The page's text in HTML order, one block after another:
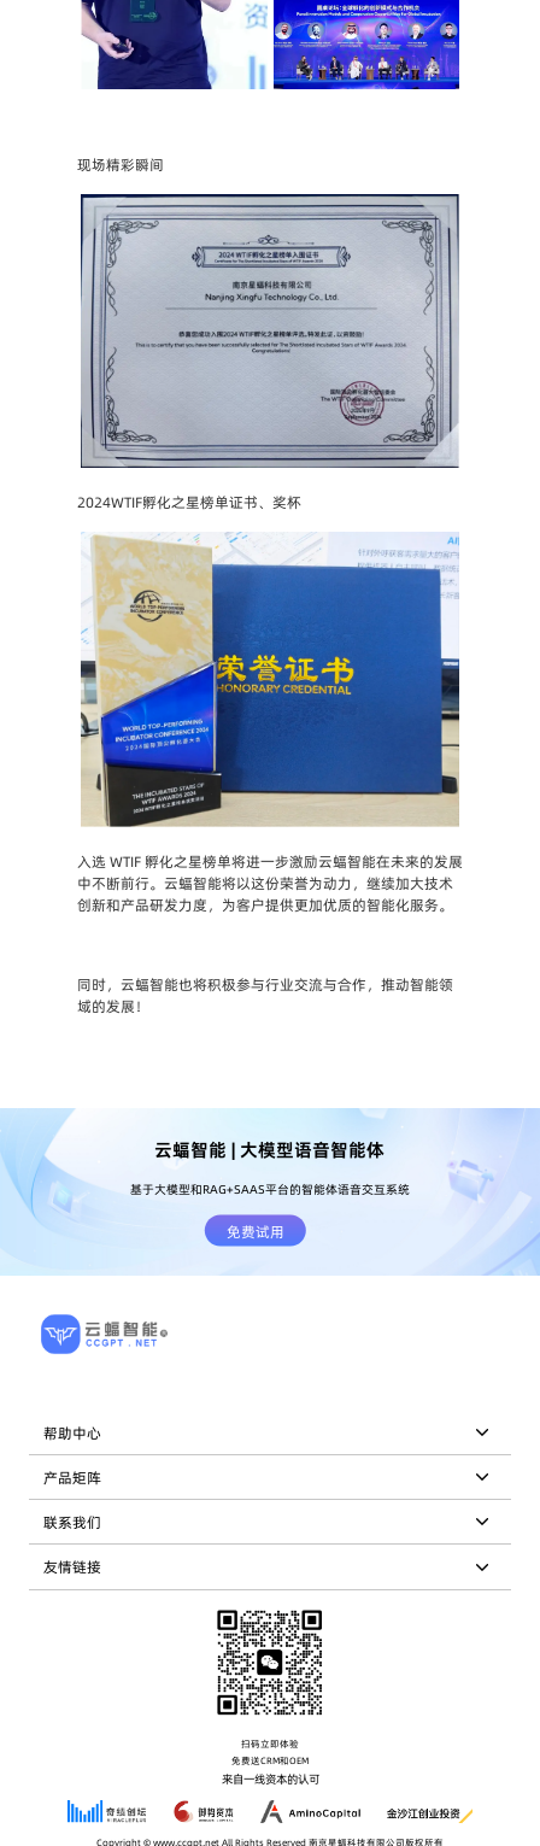
现场精彩瞬间
2024WTIF孵化之星榜单证书、奖杯
入选 WTIF 孵化之星榜单将进一步激励云蝠智能在未来的发展
中不断前行。云蝠智能将以这份荣誉为动力，继续加大技术
创新和产品研发力度，为客户提供更加优质的智能化服务。
同时，云蝠智能也将积极参与行业交流与合作，推动智能领
域的发展！
云蝠智能 | 大模型语音智能体
基于大模型和RAG+SAAS平台的智能体语音交互系统
免费试用
帮助中心
产品矩阵
联系我们
友情链接
扫码立即体验
免费送CRM和OEM
来自一线资本的认可
Copyright © www.ccgpt.net All Rights Reserved 南京星蝠科技有限公司版权所有